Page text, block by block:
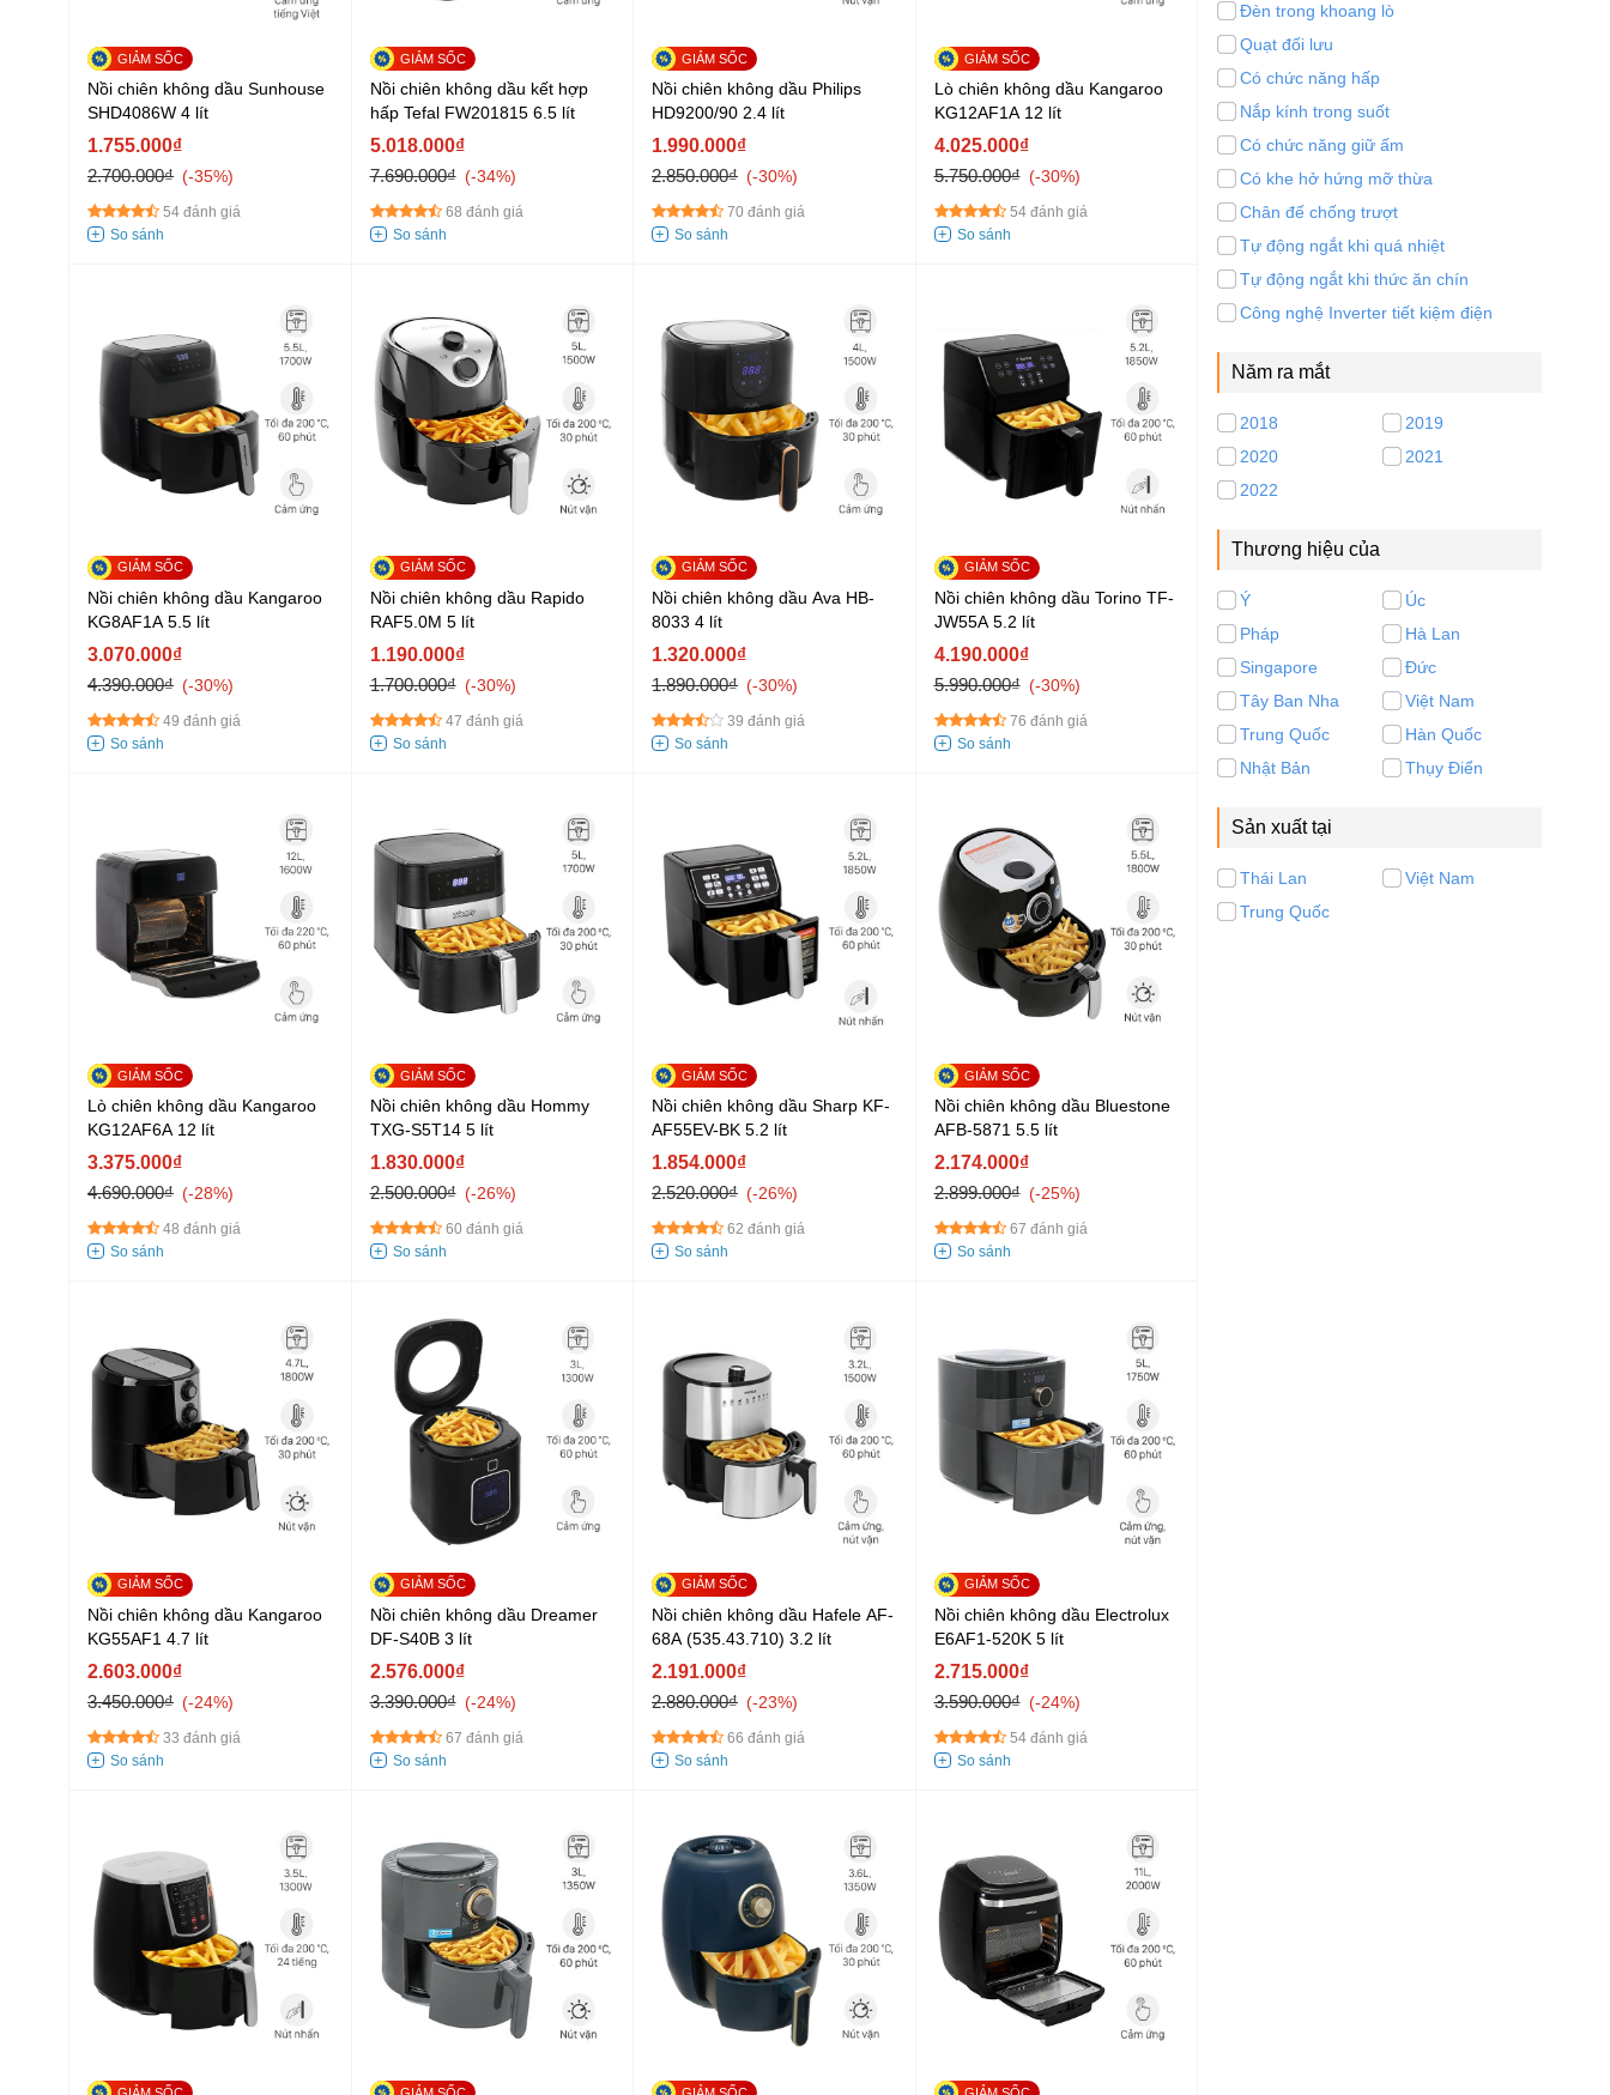
Nồi chiên không dầu Sunhouse
SHD4086W 4 lít
1.755.000₫
2.700.000₫
-35%
54 đánh giá
Nồi chiên không dầu kết hợp
hấp Tefal FW201815 6.5 lít
5.018.000₫
7.690.000₫
-34%
68 đánh giá
Nồi chiên không dầu Philips
HD9200/90 2.4 lít
1.990.000₫
2.850.000₫
-30%
70 đánh giá
Lò chiên không dầu Kangaroo
KG12AF1A 12 lít
4.025.000₫
5.750.000₫
-30%
54 đánh giá
Nồi chiên không dầu Kangaroo
KG8AF1A 5.5 lít
3.070.000₫
4.390.000₫
-30%
49 đánh giá
Nồi chiên không dầu Rapido
RAF5.0M 5 lít
1.190.000₫
1.700.000₫
-30%
47 đánh giá
Nồi chiên không dầu Ava HB-
8033 4 lít
1.320.000₫
1.890.000₫
-30%
39 đánh giá
Nồi chiên không dầu Torino TF-
JW55A 5.2 lít
4.190.000₫
5.990.000₫
-30%
76 đánh giá
Lò chiên không dầu Kangaroo
KG12AF6A 12 lít
3.375.000₫
4.690.000₫
-28%
48 đánh giá
Nồi chiên không dầu Hommy
TXG-S5T14 5 lít
1.830.000₫
2.500.000₫
-26%
60 đánh giá
Nồi chiên không dầu Sharp KF-
AF55EV-BK 5.2 lít
1.854.000₫
2.520.000₫
-26%
62 đánh giá
Nồi chiên không dầu Bluestone
AFB-5871 5.5 lít
2.174.000₫
2.899.000₫
-25%
67 đánh giá
Nồi chiên không dầu Kangaroo
KG55AF1 4.7 lít
2.603.000₫
3.450.000₫
-24%
33 đánh giá
Nồi chiên không dầu Dreamer
DF-S40B 3 lít
2.576.000₫
3.390.000₫
-24%
67 đánh giá
Nồi chiên không dầu Hafele AF-
68A (535.43.710) 3.2 lít
2.191.000₫
2.880.000₫
-23%
66 đánh giá
Nồi chiên không dầu Electrolux
E6AF1-520K 5 lít
2.715.000₫
3.590.000₫
-24%
54 đánh giá
Đèn trong khoang lò
Quạt đối lưu
Có chức năng hấp
Nắp kính trong suốt
Có chức năng giữ ấm
Có khe hở hứng mỡ thừa
Chân đế chống trượt
Tự động ngắt khi quá nhiệt
Tự động ngắt khi thức ăn chín
Công nghệ Inverter tiết kiệm điện
Năm ra mắt
2018
2019
2020
2021
2022
Thương hiệu của
Ý
Úc
Pháp
Hà Lan
Singapore
Đức
Tây Ban Nha
Việt Nam
Trung Quốc
Hàn Quốc
Nhật Bản
Thụy Điển
Sản xuất tại
Thái Lan
Việt Nam
Trung Quốc